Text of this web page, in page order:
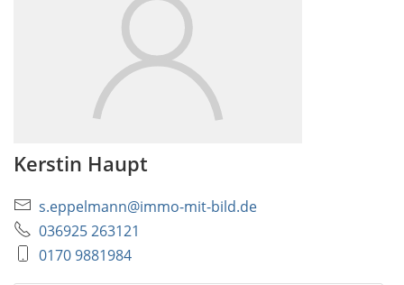
Kerstin Haupt
s.eppelmann@immo-mit-bild.de
036925 263121
0170 9881984